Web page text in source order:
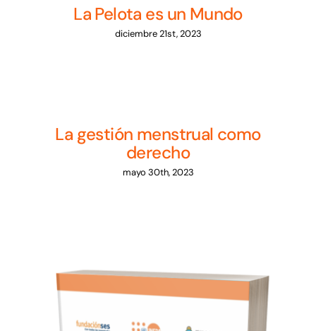
La Pelota es un Mundo
diciembre 21st, 2023
La gestión menstrual como
derecho
mayo 30th, 2023